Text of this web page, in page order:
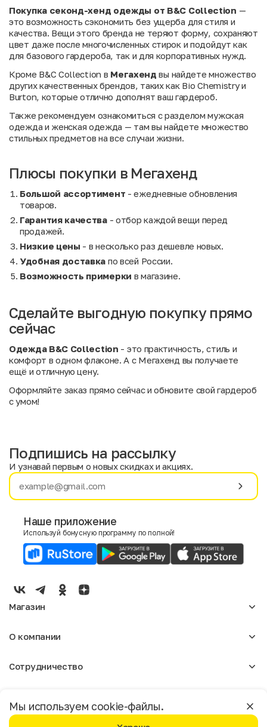
Покупка секонд-хенд одежды от B&C Collection —
это возможность сэкономить без ущерба для стиля и
качества. Вещи этого бренда не теряют форму, сохраняют
цвет даже после многочисленных стирок и подойдут как
для базового гардероба, так и для корпоративных нужд.
Кроме B&C Collection в Мегахенд вы найдете множество
других качественных брендов, таких как Bio Chemistryи
Burton, которые отлично дополнят ваш гардероб.
Также рекомендуем ознакомиться с разделоммужская
одежда и женская одежда — там вы найдете множество
стильных предметов на все случаи жизни.
Плюсы покупки в Мегахенд
Большой ассортимент - ежедневные обновления
товаров.
Гарантия качества- отбор каждой вещи перед
продажей.
Низкие цены - в несколько раз дешевле новых.
Удобная доставка по всей России.
Возможность примерки в магазине.
Сделайте выгодную покупку прямо
сейчас
Одежда B&C Collection - это практичность, стиль и
комфорт в одном флаконе. А с Мегахенд вы получаете
ещё и отличную цену.
Оформляйте заказ прямо сейчас и обновите свой гардероб
с умом!
Имя
E-mail
Мужской
Женский
Мы используем cookie-файлы.
Москва
Подпишись на рассылку
И узнавай первым о новых скидках и акциях.
Наше приложение
Используй бонусную программу по полной!
Магазин
Мужское
О компании
Отзывы
Магазины
Сотрудничество
Реклама
Доставка и оплата
Бонусная программа